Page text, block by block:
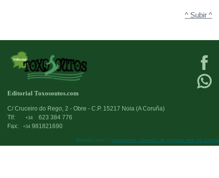
^ Subir ^
Editorial Toxosoutos.com
C/ Cruceiro do Rego, 2 - Obre - C.P. 15217 Noia (A Coruña)
Tlf:
+34
623 384 776
Fax:
+34 981821690
Deseño web:-> kantaronet - Deseño de páxinas web en Galicia